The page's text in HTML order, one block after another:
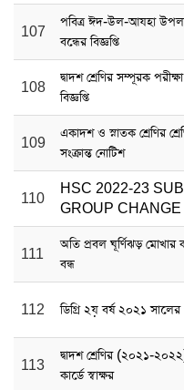
107
পবিত্র ঈদ-উল-আযহা
বন্ধের বিজ্ঞপ্তি
108
দ্বাদশ শ্রেণির সম্পূরক
বিজ্ঞপ্তি
109
একাদশ ও স্নাতক শ্রেণির
সংক্রান্ত নোটিশ
110
HSC 2022-23
GROUP
111
অতি প্রবল ঘূর্ণিঝড়
বন্ধ
112 ডিগ্রি ২য় বর্ষ ২০২১ সালের
113
দ্বাদশ শ্রেণির (২০২১-
কার্ডে স্বাক্ষর